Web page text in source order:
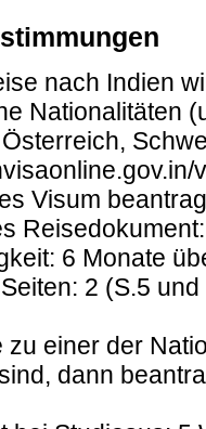
nach Indien
Nationalitäten
Visum
6 Monate
2 (S.5
einer der
dann